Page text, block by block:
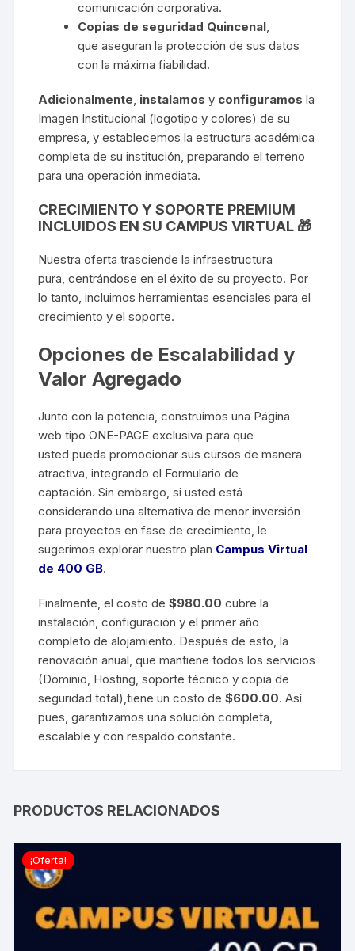
comunicación corporativa.
Copias de seguridad Quincenal,
que aseguran la protección de sus datos
con la máxima fiabilidad.
Adicionalmente, instalamos y configuramos la
Imagen Institucional (logotipo y colores) de su
empresa, y establecemos la estructura académica
completa de su institución, preparando el terreno
para una operación inmediata.
CRECIMIENTO Y SOPORTE PREMIUM
INCLUIDOS EN SU CAMPUS VIRTUAL 🎁
Nuestra oferta trasciende la infraestructura
pura, centrándose en el éxito de su proyecto. Por
lo tanto, incluimos herramientas esenciales para el
crecimiento y el soporte.
Opciones de Escalabilidad y
Valor Agregado
Junto con la potencia, construimos una Página
web tipo ONE-PAGE exclusiva para que
usted pueda promocionar sus cursos de manera
atractiva, integrando el Formulario de
captación. Sin embargo, si usted está
considerando una alternativa de menor inversión
para proyectos en fase de crecimiento, le
sugerimos explorar nuestro plan Campus Virtual
de 400 GB.
Finalmente, el costo de$980.00 cubre la
instalación, configuración y el primer año
completo de alojamiento. Después de esto, la
renovación anual, que mantiene todos los servicios
(Dominio, Hosting, soporte técnico y copia de
seguridad total),tiene un costo de$600.00. Así
pues, garantizamos una solución completa,
escalable y con respaldo constante.
PRODUCTOS RELACIONADOS
¡Oferta!